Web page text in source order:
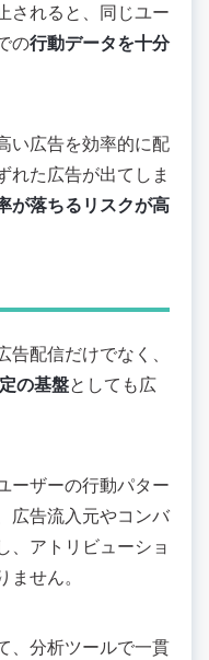
されると、同じユー
の行動データを十分
い広告を効率的に配
れた広告が出てしま
が落ちるリスクが高
配信だけでなく、
の基盤としても広
ーザーの行動パター
広告流入元やコンバ
、アトリビューショ
ません。
、分析ツールで一貫